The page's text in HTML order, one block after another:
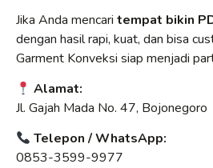
Jika Anda mencari tempat bikin
dengan hasil rapi, kuat, dan bisa
Garment Konveksi siap menjadi
Alamat:
Jl. Gajah Mada No. 47, Bojonegoro
Telepon / WhatsApp:
0853-3599-9977